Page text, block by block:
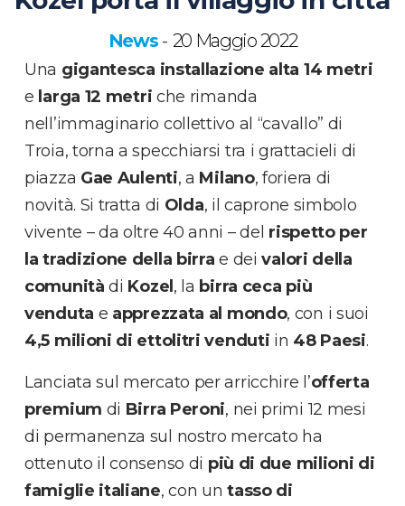
News - 20 Maggio 2022
Una gigantesca installazione alta 14 metri
e larga 12 metri che rimanda
nell’immaginario collettivo al “cavallo” di
Troia, torna a specchiarsi tra i grattacieli di
piazza Gae Aulenti, a Milano, foriera di
novità. Si tratta di Olda, il caprone simbolo
vivente – da oltre 40 anni – del rispetto per
la tradizione della birra e deivalori della
comunitàdi Kozel, la birra ceca più
venduta e apprezzata al mondo, con i suoi
4,5 milioni di ettolitri venduti in 48 Paesi.
Lanciata sul mercato per arricchire l’offerta
premium di Birra Peroni, nei primi 12 mesi
di permanenza sul nostro mercato ha
ottenuto il consenso di più di due milioni di
famiglie italiane, con untasso di